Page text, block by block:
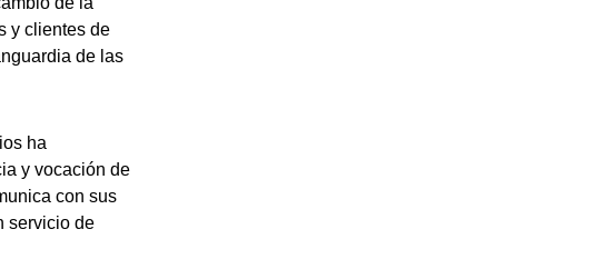
y clientes de
de las
ha
y vocación de
con sus
servicio de